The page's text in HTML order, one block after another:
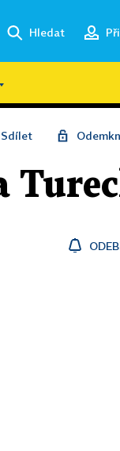
Hledat
Sdílet